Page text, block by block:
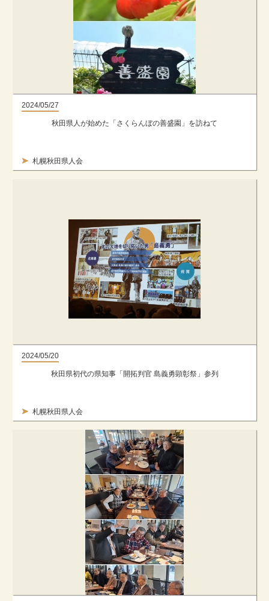
2024/05/27
札幌秋田県人会
秋田県人が始めた「さくらんぼの善盛園」を訪ねて
2024/05/20
札幌秋田県人会
秋田県初代の県知事「開拓判官 島義勇顕彰祭」参列